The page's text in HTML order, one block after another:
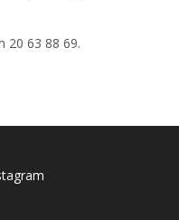
20 63 88 69.